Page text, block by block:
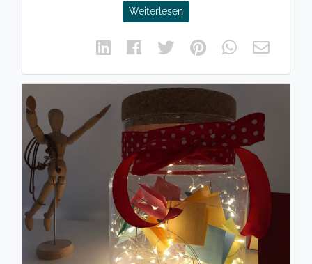
Weiterlesen